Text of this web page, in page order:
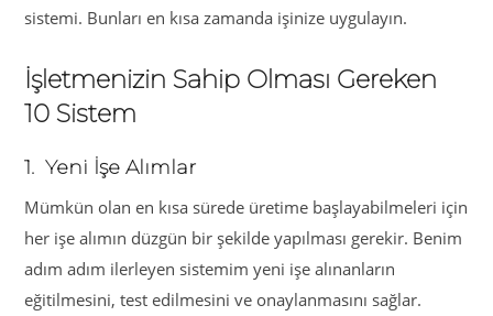
sistemi. Bunları en kısa zamanda işinize uygulayın.
İşletmenizin Sahip Olması Gereken
10 Sistem
1. Yeni İşe Alımlar
Mümkün olan en kısa sürede üretime başlayabilmeleri için
her işe alımın düzgün bir şekilde yapılması gerekir. Benim
adım adım ilerleyen sistemim yeni işe alınanların
eğitilmesini, test edilmesini ve onaylanmasını sağlar.